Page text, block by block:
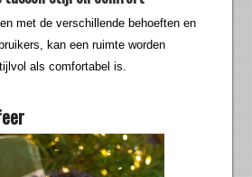
met de verschillende behoeften en
kan een ruimte worden
als comfortabel is.